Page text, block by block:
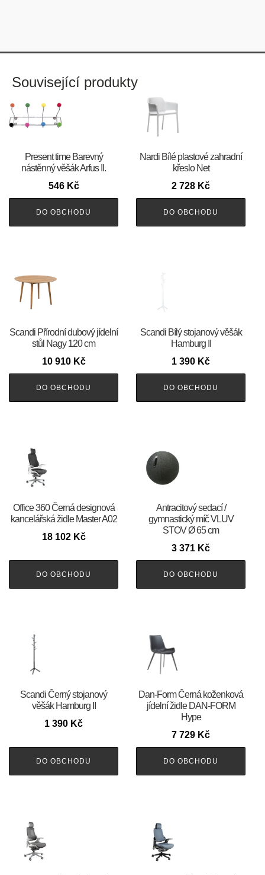
Související produkty
Present time Barevný
nástěnný věšák Arfus II.
546 Kč
DO OBCHODU
Nardi Bílé plastové zahradní
křeslo Net
2 728 Kč
DO OBCHODU
Scandi Přírodní dubový jídelní
stůl Nagy 120 cm
10 910 Kč
DO OBCHODU
Scandi Bílý stojanový věšák
Hamburg II
1 390 Kč
DO OBCHODU
Office 360 Černá designová
kancelářská židle Master A02
18 102 Kč
DO OBCHODU
Antracitový sedací /
gymnastický míč VLUV
STOV Ø 65 cm
3 371 Kč
DO OBCHODU
Scandi Černý stojanový
věšák Hamburg II
1 390 Kč
DO OBCHODU
​​​​​Dan-Form Černá koženková
jídelní židle DAN-FORM
Hype
7 729 Kč
DO OBCHODU